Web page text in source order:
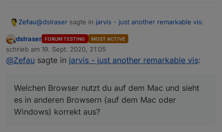
Zefau@dslraser sagte in jarvis - just another remarkable vis:
Ich habe jetzt mal alle meine Lampen eingefügt. Auf
dem Mac sieht es dann so aus...?
Welchen Browser nutzt du auf dem Mac und sieht es in
korrekt aus?
https://github.com/Zefau/ioBroker.jarvis/issues/86
Offline
dslraser FORUM TESTING MOST ACTIVE
schrieb am 19. Sept. 2020, 21:05
zuletzt editiert von
@Zefau sagte in jarvis - just another remarkable vis:
Welchen Browser nutzt du auf dem Mac und sieht
es in anderen Browsern (auf dem Mac oder
Windows) korrekt aus?